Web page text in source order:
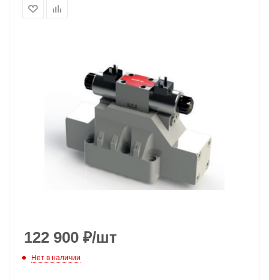
122 900 ₽/шт
Нет в наличии